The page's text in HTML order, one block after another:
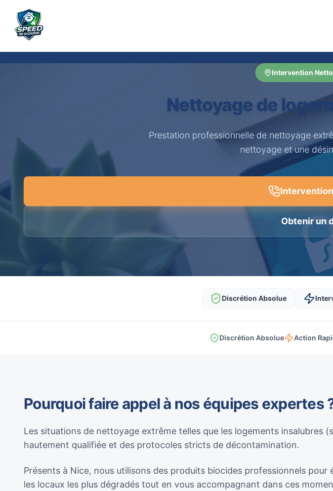
Intervention
Nettoyage de
Prestation professionnelle de nettoyage
nettoyage et une
Obtenir un
Discrétion Absolue
Discrétion Absolue Action
Pourquoi faire appel à nos équipes expertes
Les situations de nettoyage extrême telles que les logements
hautement qualifiée et des protocoles stricts de décontamination.
Présents à Nice, nous utilisons des produits biocides professionnels
les locaux les plus dégradés tout en vous accompagnant dans ces